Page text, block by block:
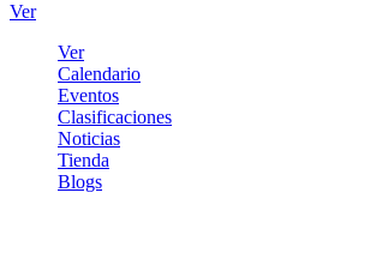
Ver
Ver
Calendario
Eventos
Clasificaciones
Noticias
Tienda
Blogs